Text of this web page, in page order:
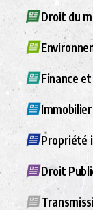
Droit du
Finance
Immobilier
Propriété
Droit